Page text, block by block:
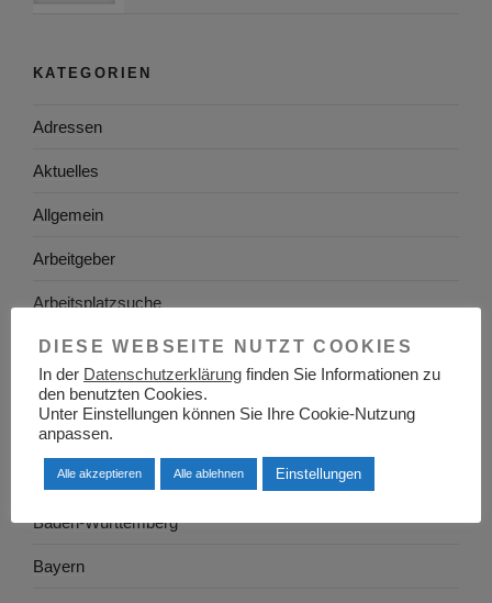
KATEGORIEN
Adressen
Aktuelles
Allgemein
Arbeitgeber
Arbeitsplatzsuche
Arbeitsrecht
Arbeitswelt
Arbeitszeugnis
Ausbildung
Baden-Württemberg
Bayern
DIESE WEBSEITE NUTZT COOKIES
In der Datenschutzerklärung finden Sie Informationen zu
den benutzten Cookies.
Unter Einstellungen können Sie Ihre Cookie-Nutzung
anpassen.
Alle akzeptieren Alle ablehnen Einstellungen